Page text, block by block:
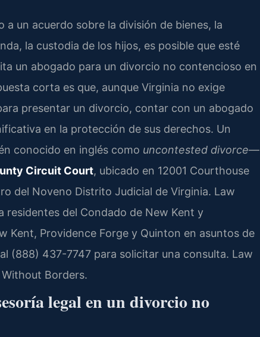
a un acuerdo sobre la división de bienes, la
la custodia de los hijos, es posible que esté
un abogado para un divorcio no contencioso en
corta es que, aunque Virginia no exige
presentar un divorcio, contar con un abogado
en la protección de sus derechos. Un
conocido en inglés como uncontested divorce—
Circuit Court, ubicado en 12001 Courthouse
del Noveno Distrito Judicial de Virginia. Law
residentes del Condado de New Kent y
Kent, Providence Forge y Quinton en asuntos de
(888) 437-7747 para solicitar una consulta. Law
Without Borders.
legal en un divorcio no